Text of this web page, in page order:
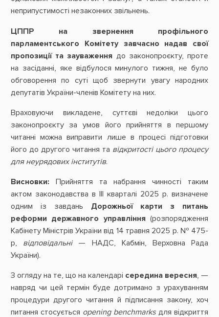
неприпустимості незаконних звільнень.
ЦППР на звернення профільного
парламентського Комітету завчасно надав свої
пропозиції та зауваження до законопроєкту, проте
на засіданні, яке відбулося минулого тижня, не було
обговорення по суті щоб звернути увагу народних
депутатів України-членів Комітету на них.
Враховуючи викладене, суттєві недоліки цього
законопроєкту за умов його прийняття в першому
читанні можна виправити лише в процесі підготовки
його до другого читання та відкритості цього процесу
для неурядових інститутів.
Висновки: Прийняття та набрання чинності таким
актом законодавства в ІІІ кварталі 2025 р. визначене
одним із завдань Дорожньої карти з питань
реформи державного управління(розпорядження
Кабінету Міністрів України від 14 травня 2025 р. № 475-
р, відповідальні— НАДС, Кабмін, Верховна Рада
України).
З огляду на те, що на календарі середина вересня, —
навряд чи цей термін буде дотримано з урахуванням
процедури другого читання й підписання закону, хоч
питання стосується opening benchmarks для відкриття